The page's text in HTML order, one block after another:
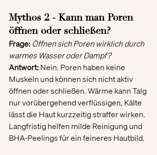
Mythos 2 - Kann man Poren
öffnen oder schließen?
Frage: Öffnen sich Poren wirklich durch
warmes Wasser oder Dampf?
Antwort: Nein. Poren haben keine
Muskeln und können sich nicht aktiv
öffnen oder schließen. Wärme kann Talg
nur vorübergehend verflüssigen, Kälte
lässt die Haut kurzzeitig straffer wirken.
Langfristig helfen milde Reinigung und
BHA-Peelings für ein feineres Hautbild.